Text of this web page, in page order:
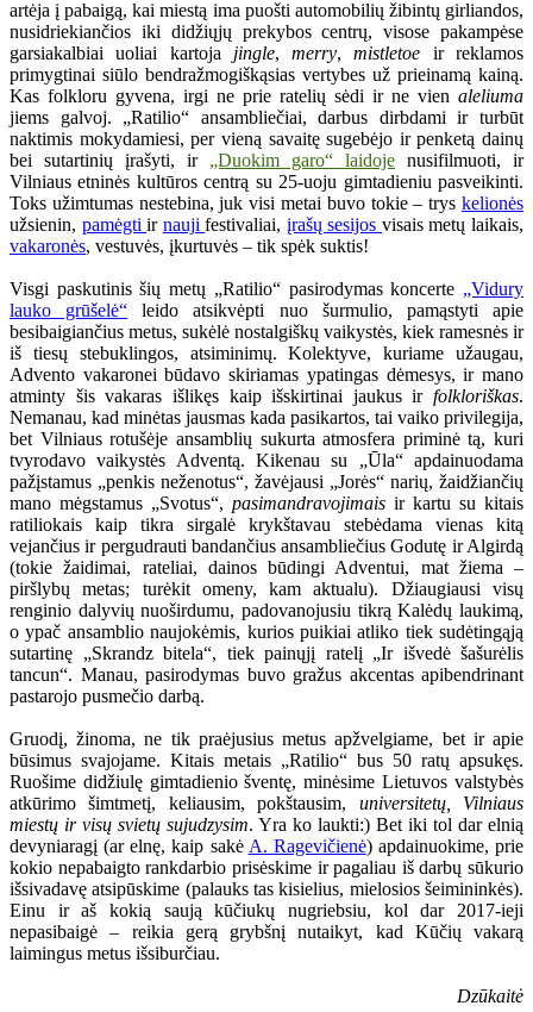
artėja į pabaigą, kai miestą ima puošti automobilių žibintų girliandos,
nusidriekiančios iki didžiųjų prekybos centrų, visose pakampėse
garsiakalbiai uoliai kartoja jingle,merry,mistletoe ir reklamos
primygtinai siūlo bendražmogiškąsias vertybes už prieinamą kainą.
Kas folkloru gyvena, irgi ne prie ratelių sėdi ir ne vien aleliuma
jiems galvoj. „Ratilio“ ansambliečiai, darbus dirbdami ir turbūt
naktimis mokydamiesi, per vieną savaitę sugebėjo ir penketą dainų
bei sutartinių įrašyti, ir „Duokim garo“ laidoje nusifilmuoti, ir
Vilniaus etninės kultūros centrą su 25-uoju gimtadieniu pasveikinti.
Toks užimtumas nestebina, juk visi metai buvo tokie – trys kelionės
užsienin, pamėgtiir naujifestivaliai, įrašų sesijos visais metų laikais,
vakaronės, vestuvės, įkurtuvės – tik spėk suktis!
Visgi paskutinis šių metų „Ratilio“ pasirodymas koncerte „Vidury
lauko grūšelė“ leido atsikvėpti nuo šurmulio, pamąstyti apie
besibaigiančius metus, sukėlė nostalgiškų vaikystės, kiek ramesnės ir
iš tiesų stebuklingos, atsiminimų. Kolektyve, kuriame užaugau,
Advento vakaronei būdavo skiriamas ypatingas dėmesys, ir mano
atminty šis vakaras išlikęs kaip išskirtinai jaukus ir folkloriškas.
Nemanau, kad minėtas jausmas kada pasikartos, tai vaiko privilegija,
bet Vilniaus rotušėje ansamblių sukurta atmosfera priminė tą, kuri
tvyrodavo vaikystės Adventą. Kikenau su „Ūla“ apdainuodama
pažįstamus „penkis neženotus“, žavėjausi „Jorės“ narių, žaidžiančių
mano mėgstamus „Svotus“, pasimandravojimais ir kartu su kitais
ratiliokais kaip tikra sirgalė krykštavau stebėdama vienas kitą
vejančius ir pergudrauti bandančius ansambliečius Godutę ir Algirdą
(tokie žaidimai, rateliai, dainos būdingi Adventui, mat žiema –
piršlybų metas; turėkit omeny, kam aktualu). Džiaugiausi visų
renginio dalyvių nuoširdumu, padovanojusiu tikrą Kalėdų laukimą,
o ypač ansamblio naujokėmis, kurios puikiai atliko tiek sudėtingąją
sutartinę „Skrandz bitela“, tiek painųjį ratelį „Ir išvedė šašurėlis
tancun“. Manau, pasirodymas buvo gražus akcentas apibendrinant
pastarojo pusmečio darbą.
Gruodį, žinoma, ne tik praėjusius metus apžvelgiame, bet ir apie
būsimus svajojame. Kitais metais „Ratilio“ bus 50 ratų apsukęs.
Ruošime didžiulę gimtadienio šventę, minėsime Lietuvos valstybės
atkūrimo šimtmetį, keliausim, pokštausim, universitetų, Vilniaus
miestų ir visų svietų sujudzysim. Yra ko laukti:) Bet iki tol dar elnią
devyniaragį (ar elnę, kaip sakė A. Ragevičienė) apdainuokime, prie
kokio nepabaigto rankdarbio prisėskime ir pagaliau iš darbų sūkurio
išsivadavę atsipūskime (palauks tas kisielius, mielosios šeimininkės).
Einu ir aš kokią saują kūčiukų nugriebsiu, kol dar 2017-ieji
nepasibaigė – reikia gerą grybšnį nutaikyt, kad Kūčių vakarą
laimingus metus išsiburčiau.
Dzūkaitė